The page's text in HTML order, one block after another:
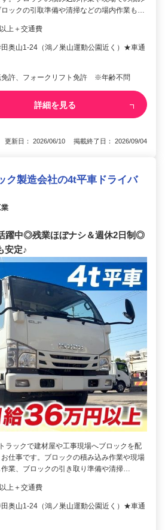
ックの引取準備や清掃などの場内作業も…
上＋交通費
奥山1-24（鴻ノ巣山運動公園近く）★車通
免許、フォークリフト免許 ※年齢不問
詳細を見る
更新日： 2026/06/10 掲載終了日： 2026/09/04
ク製造会社の4t平車ドライバ
躍中◎残業ほぼナシ＆週休2日制◎
安定♪
ラックで建材屋や工事現場へブロックを配
仕事です。ブロックの積み込み作業や現場
業、ブロックの引き取り準備や清掃…
上＋交通費
奥山1-24（鴻ノ巣山運動公園近く）★車通